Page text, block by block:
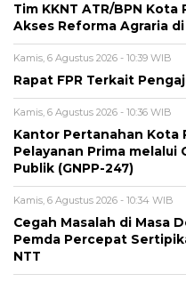
Tim KKNT ATR/BPN
Akses Reforma Agraria
Kamis, 6 Agustus 2026 - 10:39 WIB
Rapat FPR Terkait
Kamis, 6 Agustus 2026 - 10:36 WIB
Kantor Pertanahan Kota
Pelayanan Prima melalui
Publik (GNPP-247)
Kamis, 6 Agustus 2026 - 10:34 WIB
Cegah Masalah di Masa
Pemda Percepat
NTT